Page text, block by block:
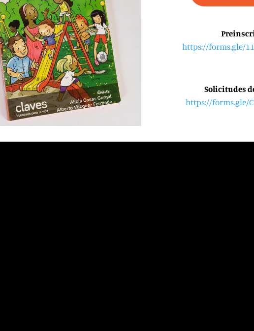
https://forms.gle/
Solicitudes
https://forms.gle/